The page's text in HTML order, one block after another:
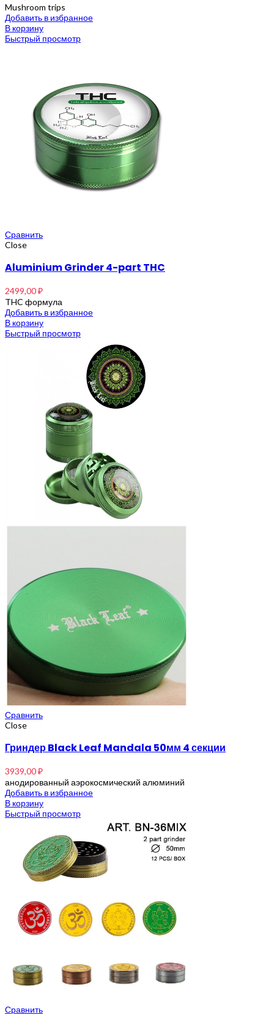
Mushroom trips
Добавить в избранное
В корзину
Быстрый просмотр
Сравнить
Close
Aluminium Grinder 4-part THC
2499,00₽
THC формула
Добавить в избранное
В корзину
Быстрый просмотр
Сравнить
Close
Гриндер Black Leaf Mandala 50мм 4 секции
3939,00₽
анодированный аэрокосмический алюминий
Добавить в избранное
В корзину
Быстрый просмотр
Сравнить